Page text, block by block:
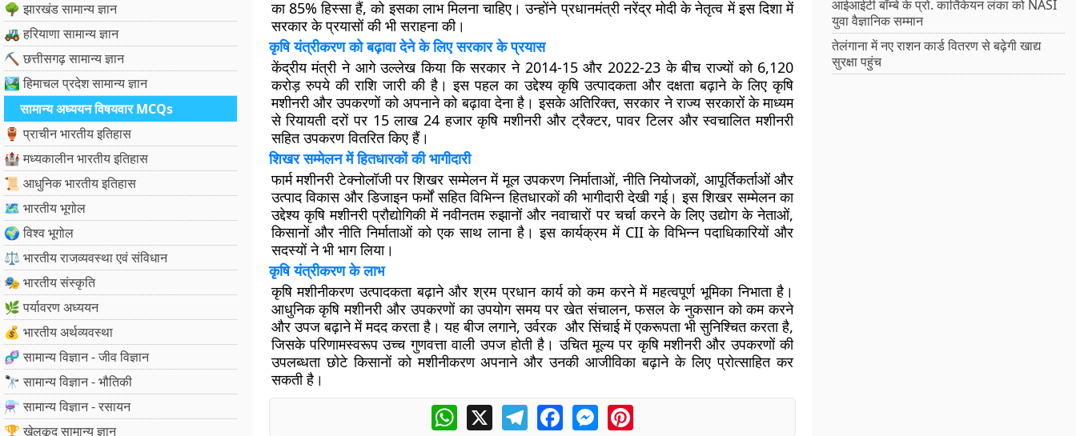
🌳 झारखंड सामान्य ज्ञान
🚜 हरियाणा सामान्य ज्ञान
⛏️ छत्तीसगढ़ सामान्य ज्ञान
🏞️ हिमाचल प्रदेश सामान्य ज्ञान
सामान्य अध्ययन विषयवार MCQs
🏺 प्राचीन भारतीय इतिहास
🏰 मध्यकालीन भारतीय इतिहास
📜 आधुनिक भारतीय इतिहास
🗺️ भारतीय भूगोल
🌍 विश्व भूगोल
⚖️ भारतीय राजव्यवस्था एवं संविधान
🎭 भारतीय संस्कृति
🌿 पर्यावरण अध्ययन
💰 भारतीय अर्थव्यवस्था
🧬 सामान्य विज्ञान - जीव विज्ञान
🔭 सामान्य विज्ञान - भौतिकी
⚗️ सामान्य विज्ञान - रसायन
🏆 खेलकूद सामान्य ज्ञान
का 85% हिस्सा हैं, को इसका लाभ मिलना चाहिए। उन्होंने प्रधानमंत्री नरेंद्र मोदी के नेतृत्व में इस दिशा में
सरकार के प्रयासों की भी सराहना की।
कृषि यंत्रीकरण को बढ़ावा देने के लिए सरकार के प्रयास
केंद्रीय मंत्री ने आगे उल्लेख किया कि सरकार ने 2014-15 और 2022-23 के बीच राज्यों को 6,120
करोड़ रुपये की राशि जारी की है। इस पहल का उद्देश्य कृषि उत्पादकता और दक्षता बढ़ाने के लिए कृषि
मशीनरी और उपकरणों को अपनाने को बढ़ावा देना है। इसके अतिरिक्त, सरकार ने राज्य सरकारों के माध्यम
से रियायती दरों पर 15 लाख 24 हजार कृषि मशीनरी और ट्रैक्टर, पावर टिलर और स्वचालित मशीनरी
सहित उपकरण वितरित किए हैं।
शिखर सम्मेलन में हितधारकों की भागीदारी
फार्म मशीनरी टेक्नोलॉजी पर शिखर सम्मेलन में मूल उपकरण निर्माताओं, नीति नियोजकों, आपूर्तिकर्ताओं और
उत्पाद विकास और डिजाइन फर्मों सहित विभिन्न हितधारकों की भागीदारी देखी गई। इस शिखर सम्मेलन का
उद्देश्य कृषि मशीनरी प्रौद्योगिकी में नवीनतम रुझानों और नवाचारों पर चर्चा करने के लिए उद्योग के नेताओं,
किसानों और नीति निर्माताओं को एक साथ लाना है। इस कार्यक्रम में CII के विभिन्न पदाधिकारियों और
सदस्यों ने भी भाग लिया।
कृषि यंत्रीकरण के लाभ
कृषि मशीनीकरण उत्पादकता बढ़ाने और श्रम प्रधान कार्य को कम करने में महत्वपूर्ण भूमिका निभाता है।
आधुनिक कृषि मशीनरी और उपकरणों का उपयोग समय पर खेत संचालन, फसल के नुकसान को कम करने
और उपज बढ़ाने में मदद करता है। यह बीज लगाने, उर्वरक और सिंचाई में एकरूपता भी सुनिश्चित करता है,
जिसके परिणामस्वरूप उच्च गुणवत्ता वाली उपज होती है। उचित मूल्य पर कृषि मशीनरी और उपकरणों की
उपलब्धता छोटे किसानों को मशीनीकरण अपनाने और उनकी आजीविका बढ़ाने के लिए प्रोत्साहित कर
सकती है।
WhatsApp
X TelegramFacebookMessengerPinterest
आईआईटी बॉम्बे के प्रो. कार्तिकेयन लंका को NASI
युवा वैज्ञानिक सम्मान
तेलंगाना में नए राशन कार्ड वितरण से बढ़ेगी खाद्य
सुरक्षा पहुंच